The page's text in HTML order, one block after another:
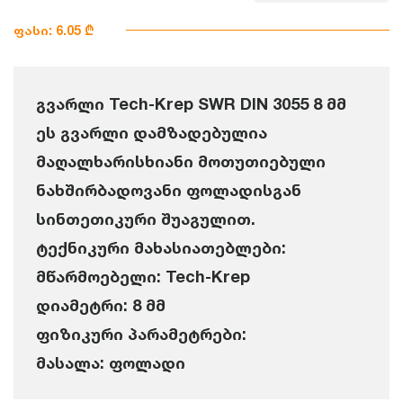
ფასი: 6.05 ₾
გვარლი Tech-Krep SWR DIN 3055 8 მმ
ეს გვარლი დამზადებულია
მაღალხარისხიანი მოთუთიებული
ნახშირბადოვანი ფოლადისგან
სინთეთიკური შუაგულით.
ტექნიკური მახასიათებლები:
მწარმოებელი: Tech-Krep
დიამეტრი: 8 მმ
ფიზიკური პარამეტრები:
მასალა: ფოლადი